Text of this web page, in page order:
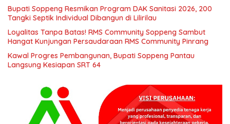
Bupati Soppeng Resmikan Program DAK Sanitasi 2026, 200
Tangki Septik Individual Dibangun di Lilirilau
Loyalitas Tanpa Batas! RMS Community Soppeng Sambut
Hangat Kunjungan Persaudaraan RMS Community Pinrang
Kawal Progres Pembangunan, Bupati Soppeng Pantau
Langsung Kesiapan SRT 64